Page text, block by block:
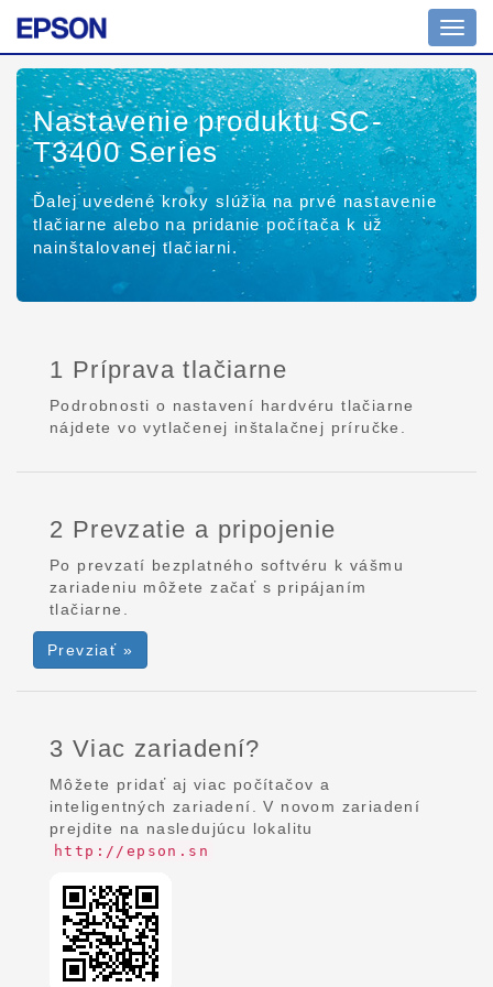
Nastavenie produktu SC-
T3400 Series
Ďalej uvedené kroky slúžia na prvé nastavenie
tlačiarne alebo na pridanie počítača k už
nainštalovanej tlačiarni.
1 Príprava tlačiarne
Podrobnosti o nastavení hardvéru tlačiarne
nájdete vo vytlačenej inštalačnej príručke.
2 Prevzatie a pripojenie
Po prevzatí bezplatného softvéru k vášmu
zariadeniu môžete začať s pripájaním
tlačiarne.
Prevziať »
3 Viac zariadení?
Môžete pridať aj viac počítačov a
inteligentných zariadení. V novom zariadení
prejdite na nasledujúcu lokalitu
http://epson.sn